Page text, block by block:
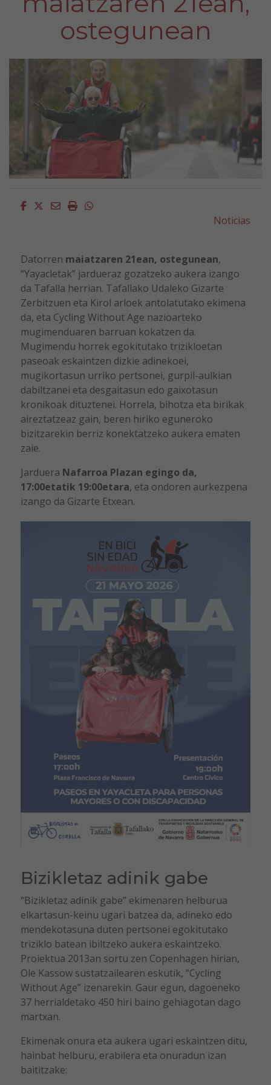
ostegunean
Facebook
Twitter
EmailImprimirWhatsapp
Noticias
Datorren maiatzaren 21ean, ostegunean,
“Yayacletak” jardueraz gozatzeko aukera izango
da Tafalla herrian. Tafallako Udaleko Gizarte
Zerbitzuen eta Kirol arloek antolatutako ekimena
da, eta Cycling Without Age nazioarteko
mugimenduaren barruan kokatzen da.
Mugimendu horrek egokitutako trizikloetan
paseoak eskaintzen dizkie adinekoei,
mugikortasun urriko pertsonei, gurpil-aulkian
dabiltzanei eta desgaitasun edo gaixotasun
kronikoak dituztenei. Horrela, bihotza eta birikak
aireztatzeaz gain, beren hiriko eguneroko
bizitzarekin berriz konektatzeko aukera ematen
zaie.
Jarduera Nafarroa Plazan egingo da,
17:00etatik 19:00etara, eta ondoren aurkezpena
izango da Gizarte Etxean.
Bizikletaz adinik gabe
“Bizikletaz adinik gabe” ekimenaren helburua
elkartasun-keinu ugari batzea da, adineko edo
mendekotasuna duten pertsonei egokitutako
triziklo batean ibiltzeko aukera eskaintzeko.
Proiektua 2013an sortu zen Copenhagen hirian,
Ole Kassowsustatzailearen eskutik, “Cycling
Without Age” izenarekin. Gaur egun, dagoeneko
37 herrialdetako 450 hiri baino gehiagotan dago
martxan.
Ekimenak onura eta aukera ugari eskaintzen ditu,
hainbat helburu, erabilera eta onuradun izan
baititzake: